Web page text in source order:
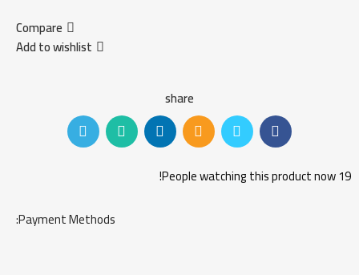
Compare
Add to wishlist
share
19
People watching this product now!
Payment Methods: